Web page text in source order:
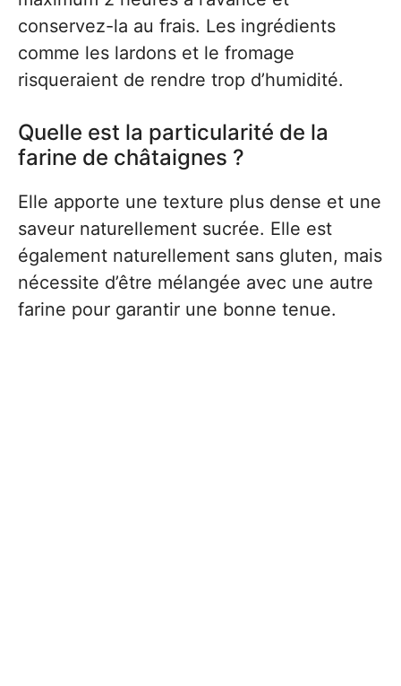
conservez-la au frais. Les ingrédients
comme les lardons et le fromage
risqueraient de rendre trop d’humidité.
Quelle est la particularité de la
farine de châtaignes ?
Elle apporte une texture plus dense et une
saveur naturellement sucrée. Elle est
également naturellement sans gluten, mais
nécessite d’être mélangée avec une autre
farine pour garantir une bonne tenue.